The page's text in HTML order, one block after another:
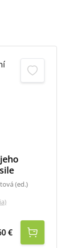
(ed.)
)
€